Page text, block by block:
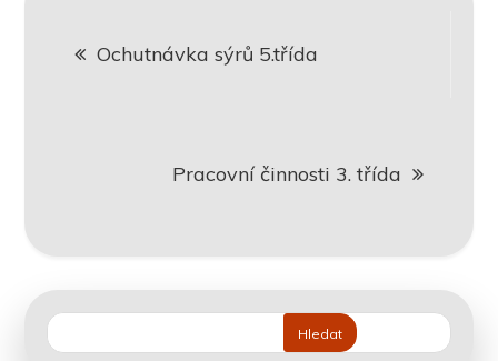
proOchutnávka sýrů 5.třída
Pracovní činnosti 3. třída
Hledat